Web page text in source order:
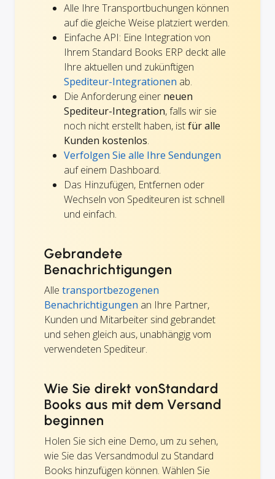
Alle Ihre Transportbuchungen können
auf die gleiche Weise platziert werden.
Einfache API: Eine Integration von
Ihrem Standard Books ERP deckt alle
Ihre aktuellen und zukünftigen
Spediteur-Integrationen ab.
Die Anforderung einer neuen
Spediteur-Integration, falls wir sie
noch nicht erstellt haben, istfür alle
Kunden kostenlos.
Verfolgen Sie alle Ihre Sendungen
auf einem Dashboard.
Das Hinzufügen, Entfernen oder
Wechseln von Spediteuren ist schnell
und einfach.
Gebrandete
Benachrichtigungen
Alle transportbezogenen
Benachrichtigungen an Ihre Partner,
Kunden und Mitarbeiter sind gebrandet
und sehen gleich aus, unabhängig vom
verwendeten Spediteur.
Wie Sie direkt vonStandard
Books aus mit dem Versand
beginnen
Holen Sie sich eine Demo, um zu sehen,
wie Sie das Versandmodul zu Standard
Books hinzufügen können. Wählen Sie